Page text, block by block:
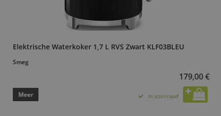
Elektrische Waterkoker 1,7 L RVS Zwart KLF03BLEU
Smeg
179,00 €
Meer In voorraad